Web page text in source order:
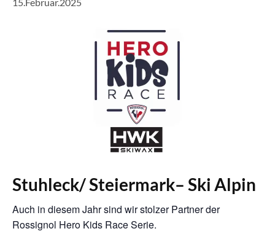
Stuhleck/ Steiermark– Ski Alpin
Auch in diesem Jahr sind wir stolzer Partner der
Rossignol Hero Kids Race Serie.